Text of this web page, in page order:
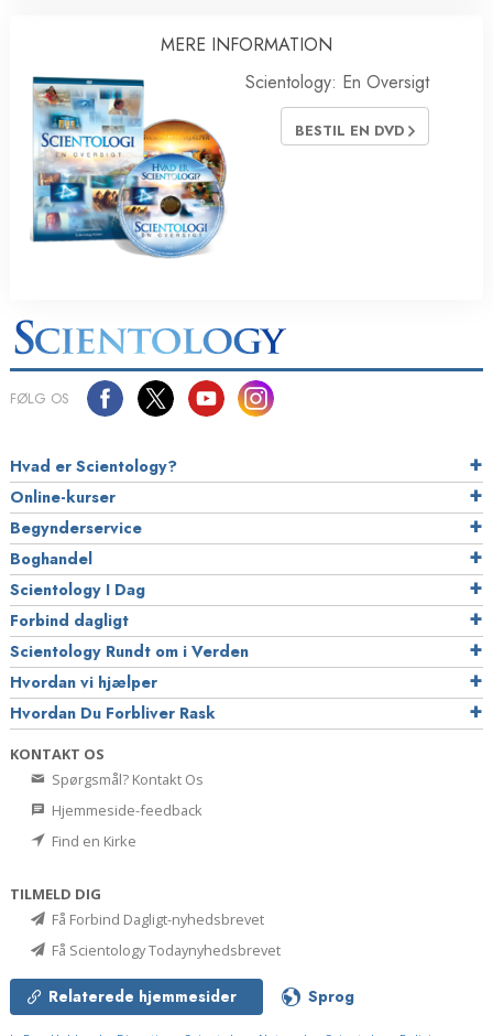
MERE INFORMATION
Scientology: En Oversigt
BESTIL EN DVD
FØLG OS
Hvad er Scientology?
Online-kurser
Begynderservice
Boghandel
Scientology I Dag
Forbind dagligt
Scientology Rundt om i Verden
Hvordan vi hjælper
Hvordan Du Forbliver Rask
KONTAKT OS
Spørgsmål? Kontakt Os
Hjemmeside-feedback
Find en Kirke
TILMELD DIG
Få Forbind Dagligt-nyhedsbrevet
Få Scientology Todaynyhedsbrevet
Relaterede hjemmesider Sprog